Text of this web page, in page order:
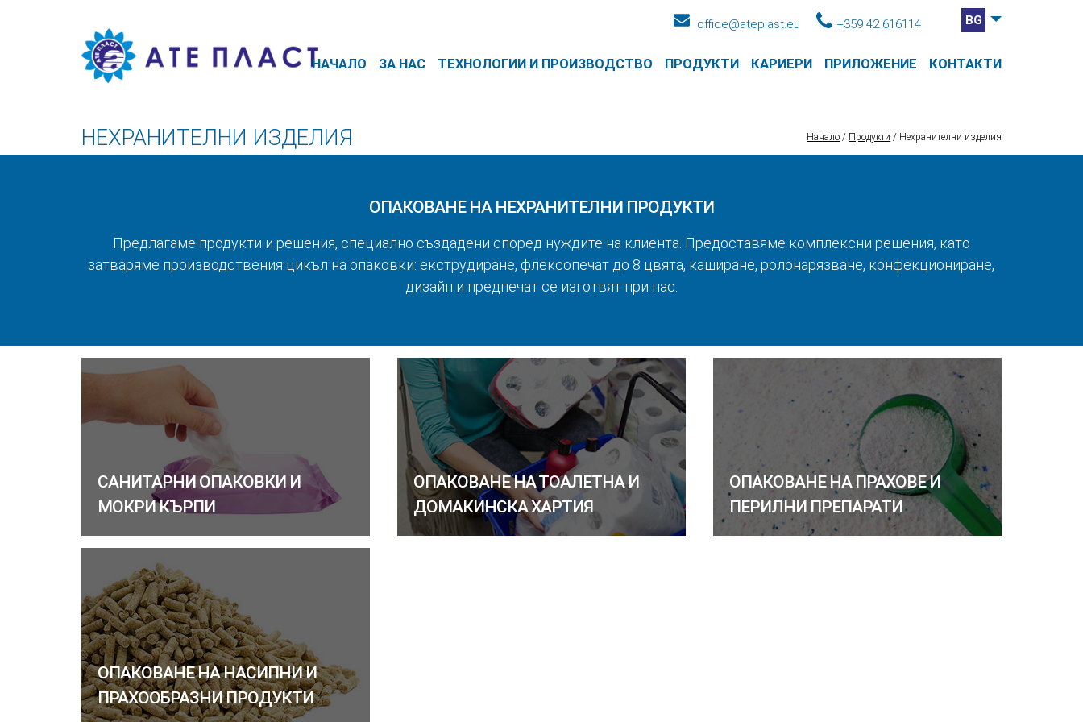
НАЧАЛО ЗА НАС ТЕХНОЛОГИИ И ПРОИЗВОДСТВО ПРОДУКТИ КАРИЕРИ ПРИЛОЖЕНИЕ КОНТАКТИ
office@ateplast.eu +359 42 616114 BG
Начало / Продукти / Нехранителни изделия
НЕХРАНИТЕЛНИ ИЗДЕЛИЯ
ОПАКОВАНЕ НА НЕХРАНИТЕЛНИ ПРОДУКТИ
Предлагаме продукти и решения, специално създадени според нуждите на клиента. Предоставяме комплексни решения, като
затваряме производствения цикъл на опаковки: екструдиране, флексопечат до 8 цвята, каширане, ролонарязване, конфекциониране,
дизайн и предпечат се изготвят при нас.
САНИТАРНИ ОПАКОВКИ И
МОКРИ КЪРПИ
ОПАКОВАНЕ НА ТОАЛЕТНА И
ДОМАКИНСКА ХАРТИЯ
ОПАКОВАНЕ НА ПРАХОВЕ И
ПЕРИЛНИ ПРЕПАРАТИ
ОПАКОВАНЕ НА НАСИПНИ И
ПРАХООБРАЗНИ ПРОДУКТИ